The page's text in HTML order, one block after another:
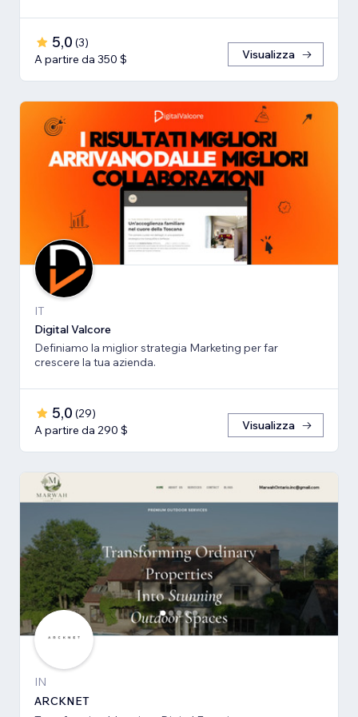
5,0 (3)
A partire da 350 $
Visualizza
IT
Digital Valcore
Definiamo la miglior strategia Marketing per far
crescere la tua azienda.
5,0 (29)
A partire da 290 $
Visualizza
IN
ARCKNET